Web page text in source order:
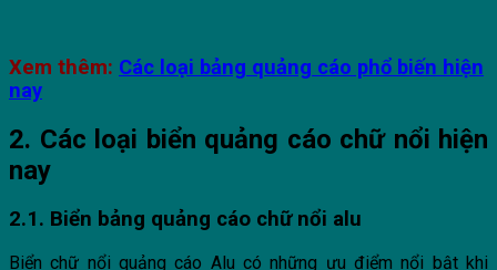
Xem thêm: Các loại bảng quảng cáo phổ biến hiện
nay
2. Các loại biển quảng cáo chữ nổi hiện
nay
2.1. Biển bảng quảng cáo chữ nổi alu
Biển chữ nổi quảng cáo Alu có những ưu điểm nổi bật khi